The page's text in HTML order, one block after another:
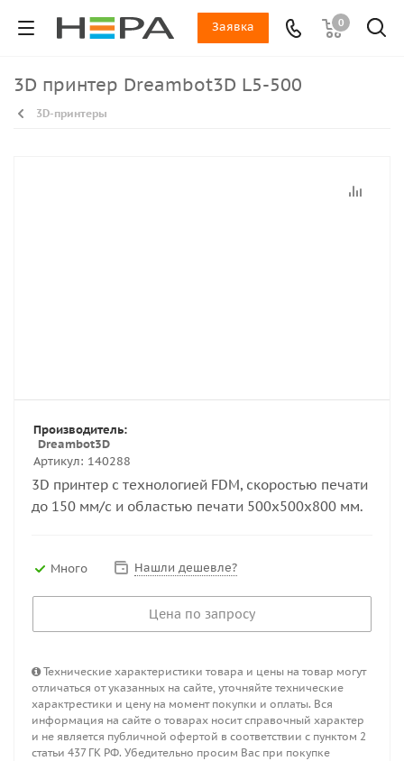
0
Заявка
3D принтер Dreambot3D L5-500
3D-принтеры
Артикул: 140288
Производитель:
Dreambot3D
3D принтер с технологией FDM, скоростью печати
до 150 мм/с и областью печати 500x500x800 мм.
Много Нашли дешевле?
Цена по запросу
Технические характеристики товара и цены на товар могут
отличаться от указанных на сайте, уточняйте технические
характрестики и цену на момент покупки и оплаты. Вся
информация на сайте о товарах носит справочный характер
и не является публичной офертой в соответствии с пунктом 2
статьи 437 ГК РФ. Убедительно просим Вас при покупке